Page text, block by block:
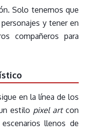
Solo tenemos que
y tener en
compañeros para
en la línea de los
estilo pixel artcon
llenos de